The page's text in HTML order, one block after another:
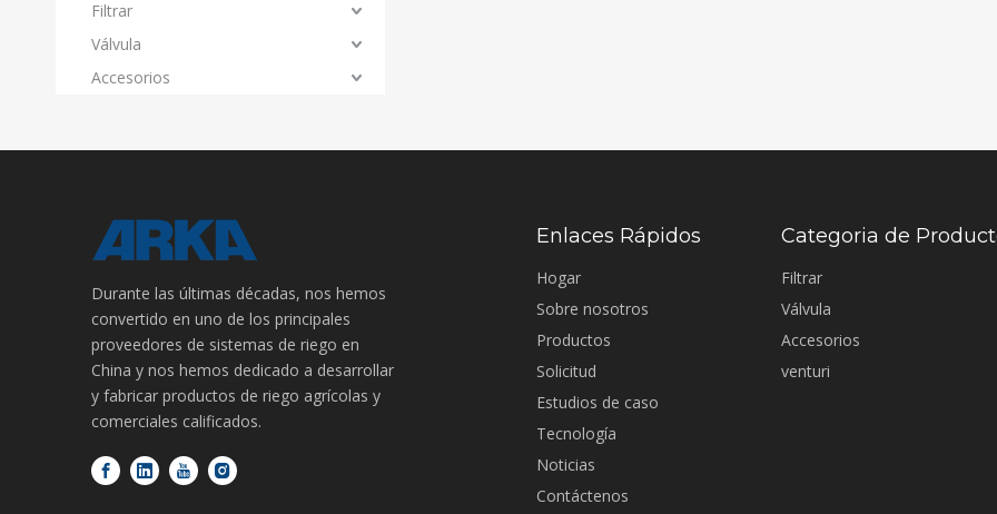
Filtrar
Válvula
Accesorios
Durante las últimas décadas, nos hemos
convertido en uno de los principales
proveedores de sistemas de riego en
China y nos hemos dedicado a desarrollar
y fabricar productos de riego agrícolas y
comerciales calificados.
Enlaces Rápidos
Hogar
Sobre nosotros
Productos
Solicitud
Estudios de caso
Tecnología
Noticias
Contáctenos
Categoria de
Filtrar
Válvula
Accesorios
venturi